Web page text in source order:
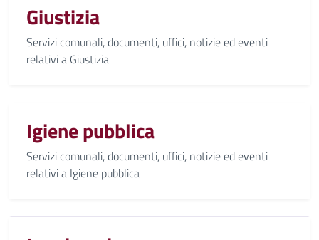
Giustizia
Servizi comunali, documenti, uffici, notizie ed eventi
relativi a Giustizia
Igiene pubblica
Servizi comunali, documenti, uffici, notizie ed eventi
relativi a Igiene pubblica